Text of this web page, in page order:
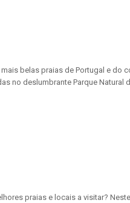
belas praias de Portugal e do
no deslumbrante Parque Natural
praias e locais a visitar?